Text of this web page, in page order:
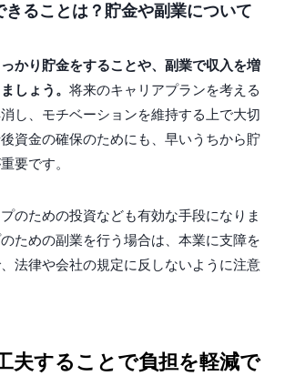
きることは？貯金や副業について
かり貯金をすることや、副業で収入を増
しょう。 将来のキャリアプランを考える
し、モチベーションを維持する上で大切
資金の確保のためにも、早いうちから貯
要です。
のための投資なども有効な手段になりま
ための副業を行う場合は、本業に支障を
法律や会社の規定に反しないように注意
夫することで負担を軽減で